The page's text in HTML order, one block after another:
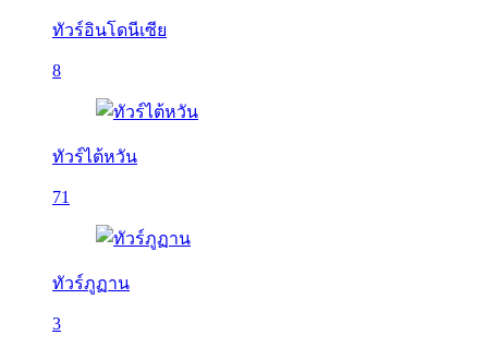
ทัวร์อินโดนีเซีย
8
ทัวร์ไต้หวัน
71
ทัวร์ภูฏาน
3